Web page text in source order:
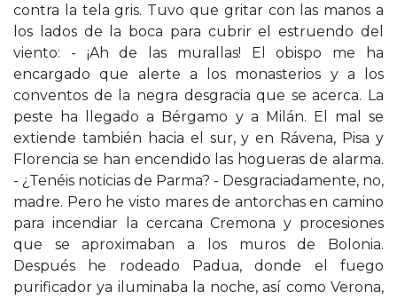
contra la tela gris. Tuvo que gritar con las manos a
los lados de la boca para cubrir el estruendo del
viento: - ¡Ah de las murallas! El obispo me ha
encargado que alerte a los monasterios y a los
conventos de la negra desgracia que se acerca. La
peste ha llegado a Bérgamo y a Milán. El mal se
extiende también hacia el sur, y en Rávena, Pisa y
Florencia se han encendido las hogueras de alarma.
- ¿Tenéis noticias de Parma? - Desgraciadamente, no,
madre. Pero he visto mares de antorchas en camino
para incendiar la cercana Cremona y procesiones
que se aproximaban a los muros de Bolonia.
Después he rodeado Padua, donde el fuego
purificador ya iluminaba la noche, así como Verona,